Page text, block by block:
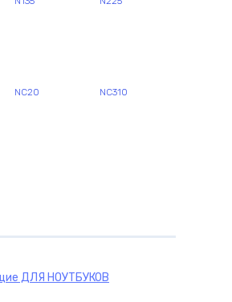
NC20 NC310
ДЛЯ НОУТБУКОВ